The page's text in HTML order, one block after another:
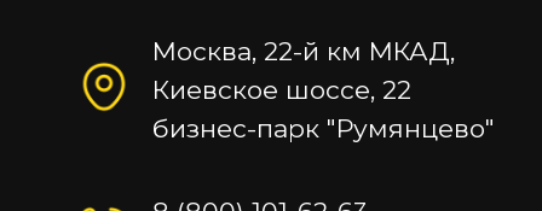
8 (800) 101-62-63
Заказать звонок